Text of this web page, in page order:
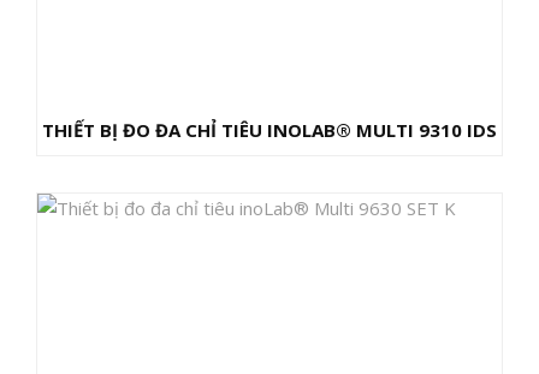
THIẾT BỊ ĐO ĐA CHỈ TIÊU INOLAB® MULTI 9310 IDS